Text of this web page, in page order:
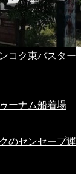
コク東バスター
ーナム船着場
のセンセープ運